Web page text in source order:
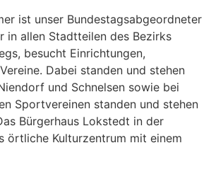
ist unser Bundestagsabgeordneter
in allen Stadtteilen des Bezirks
besucht Einrichtungen,
Dabei standen und stehen
und Schnelsen sowie bei
Sportvereinen standen und stehen
Bürgerhaus Lokstedt in der
örtliche Kulturzentrum mit einem